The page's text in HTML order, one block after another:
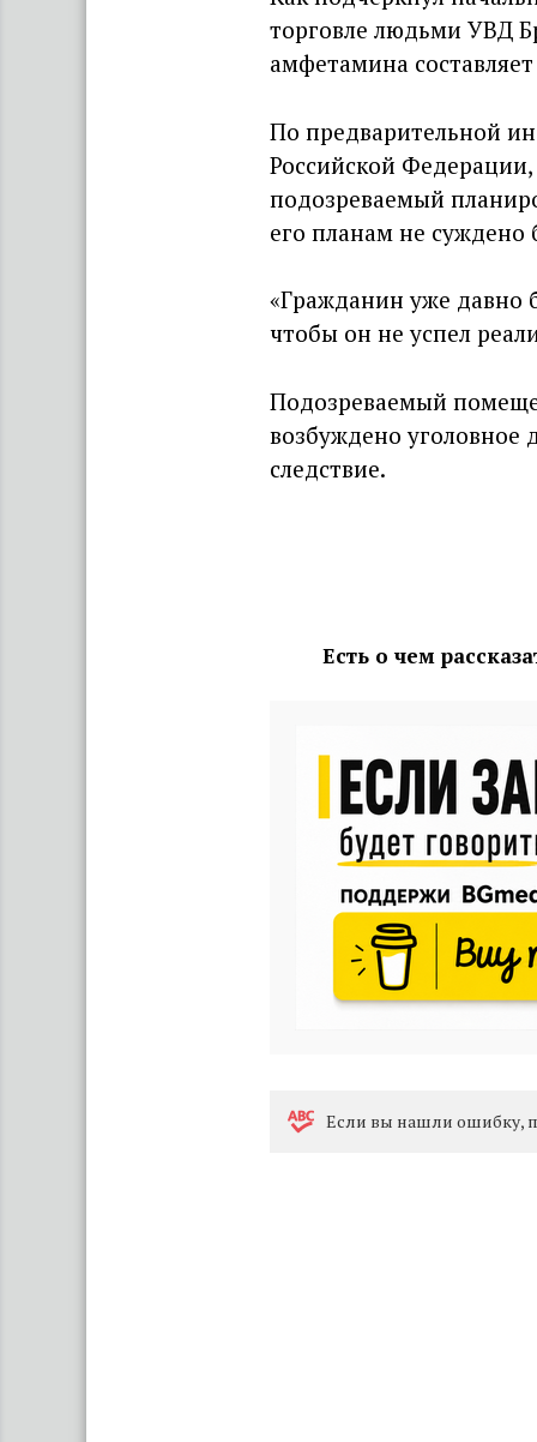
торговле людьми УВД
амфетамина
По предварительной
Российской
подозреваемый
его планам не суждено
«Гражданин уже давно
чтобы он не успел
Подозреваемый
возбуждено уголовное
следствие.
Есть о чем
Eсли вы нашли ошибку,